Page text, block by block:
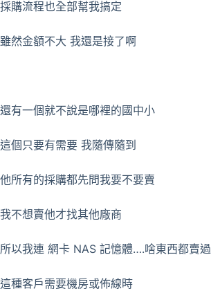
採購流程也全部幫我搞定
雖然金額不大 我還是接了啊
還有一個就不說是哪裡的國中小
這個只要有需要 我隨傳隨到
他所有的採購都先問我要不要賣
我不想賣他才找其他廠商
所以我連 網卡 NAS 記憶體….啥東西都賣過
這種客戶需要機房或佈線時